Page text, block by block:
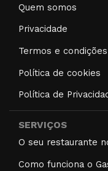
Quem somos
Privacidade
Termos e condições
Política de cookies
Política de
SERVIÇOS
O seu restaurante
Como funciona o